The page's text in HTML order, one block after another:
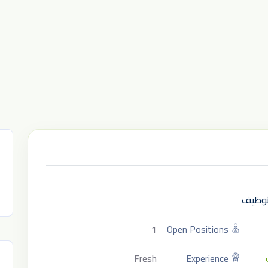
Open Positions
1
Experience
Fresh